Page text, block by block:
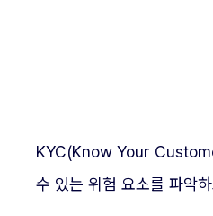
KYC(Know Your
수 있는 위험 요소를 파악